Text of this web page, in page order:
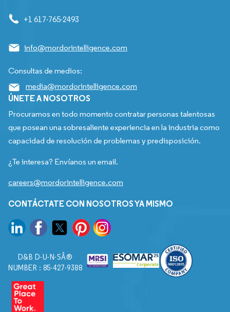
+1 617-765-2493
info@mordorintelligence.com
Consultas de medios:
media@mordorintelligence.com
ÚNETE A NOSOTROS
Procuramos en todo momento contratar personas talentosas
que posean una sobresaliente experiencia en la industria como
capacidad de resolución de problemas y predisposición.
¿Te interesa? Envíanos un email.
careers@mordorintelligence.com
CONTÁCTATE CON NOSOTROS YA MISMO
D&B D-U-N-SÂ®
NUMBER : 85-427-9388